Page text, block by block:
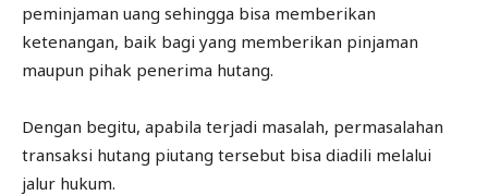
peminjaman uang sehingga bisa memberikan
ketenangan, baik bagi yang memberikan pinjaman
maupun pihak penerima hutang.
Dengan begitu, apabila terjadi masalah, permasalahan
transaksi hutang piutang tersebut bisa diadili melalui
jalur hukum.